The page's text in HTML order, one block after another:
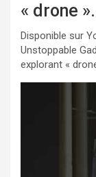
« drone ».
Disponible sur
Unstoppable
explorant «